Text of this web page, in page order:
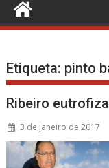
Etiqueta: pinto
Ribeiro
3 de Janeiro de 2017